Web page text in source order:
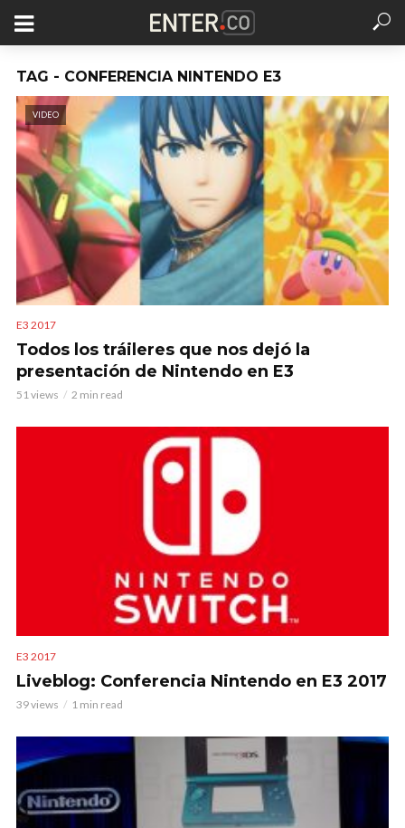
TAG - CONFERENCIA NINTENDO E3
VIDEO
E3 2017
Todos los tráileres que nos dejó la
presentación de Nintendo en E3
51 views 2 min read
E3 2017
Liveblog: Conferencia Nintendo en E3 2017
39 views 1 min read